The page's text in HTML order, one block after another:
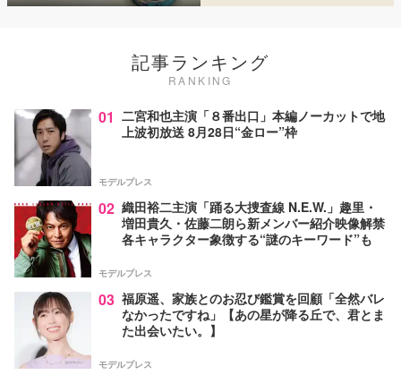
記事ランキング
RANKING
01 二宮和也主演「８番出口」本編ノーカットで地
上波初放送 8月28日“金ロー”枠
モデルプレス
02 織田裕二主演「踊る大捜査線 N.E.W.」趣里・
増田貴久・佐藤二朗ら新メンバー紹介映像解禁
各キャラクター象徴する“謎のキーワード”も
モデルプレス
03 福原遥、家族とのお忍び鑑賞を回顧「全然バレ
なかったですね」【あの星が降る丘で、君とま
た出会いたい。】
モデルプレス